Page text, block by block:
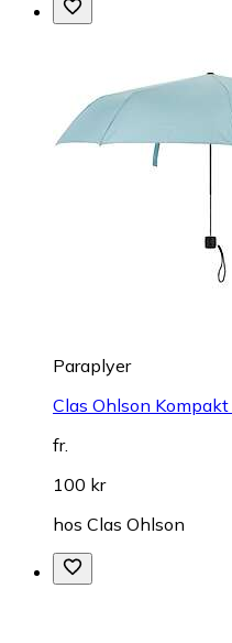
Paraplyer
Clas Ohlson
fr.
100 kr
hos Clas Ohlson